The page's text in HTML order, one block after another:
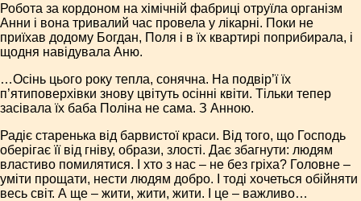
Робота за кордоном на хімічній фабриці отруїла організм
Анни і вона тривалий час провела у лікарні. Поки не
приїхав додому Богдан, Поля і в їх квартирі поприбирала, і
щодня навідувала Аню.
…Осінь цього року тепла, сонячна. На подвір’ї їх
п’ятиповерхівки знову цвітуть осінні квіти. Тільки тепер
засівала їх баба Поліна не сама. З Анною.
Радіє старенька від барвистої краси. Від того, що Господь
оберігає її від гніву, образи, злості. Дає збагнути: людям
властиво помилятися. І хто з нас – не без гріха? Головне –
уміти прощати, нести людям добро. І тоді хочеться обійняти
весь світ. А ще – жити, жити, жити. І це – важливо…